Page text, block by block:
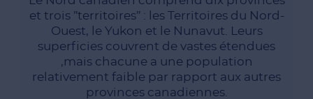
et trois ”territoires” : les Territoires du Nord-
Ouest, le Yukon et le Nunavut. Leurs
superficies couvrent de vastes étendues
,mais chacune a une population
relativement faible par rapport aux autres
provinces canadiennes.
Express, vous pouvez immigrer dans n'importe
quelle partie du Canada, y compris les territoires.
De plus, le Programme des candidats des
Territoires du Nord-Ouest et le Programme des
candidats du Yukon permettent aux travailleurs
qualifiés et aux entrepreneurs de travailler et de